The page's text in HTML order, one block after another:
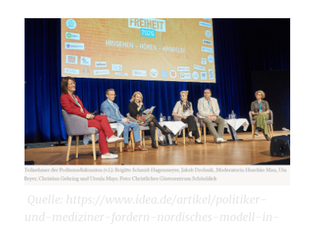
Quelle: https://www.idea.de/artikel/politiker-
und-mediziner-fordern-nordisches-modell-in-